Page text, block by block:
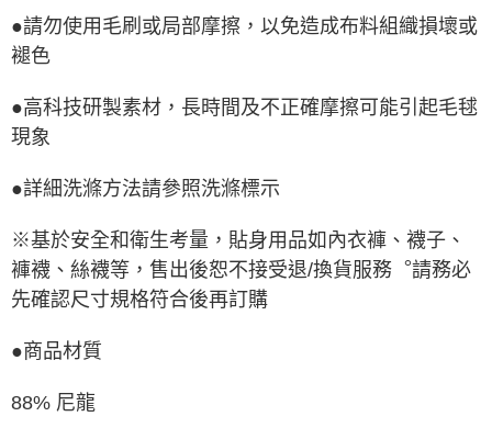
●請勿使用毛刷或局部摩擦，以免造成布料組織損壞或
褪色
●高科技研製素材，長時間及不正確摩擦可能引起毛毬
現象
●詳細洗滌方法請參照洗滌標示
※基於安全和衛生考量，貼身用品如內衣褲、襪子、
褲襪、絲襪等，售出後恕不接受退/換貨服務︒請務必
先確認尺寸規格符合後再訂購
●商品材質
88% 尼龍